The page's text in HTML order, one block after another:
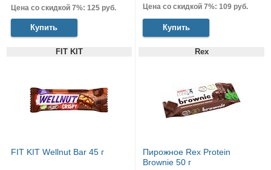
Цена со скидкой 7%: 125 руб.
Купить
Цена со скидкой 7%: 109 руб.
Купить
FIT KIT
FIT KIT Wellnut Bar 45 г
Rex
Пирожное Rex Protein
Brownie 50 г